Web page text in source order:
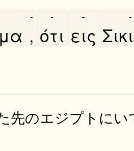
,
-
ότι
-
εις
- -
先のエジプトにい